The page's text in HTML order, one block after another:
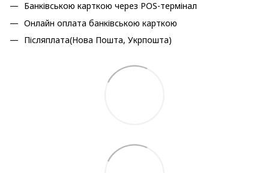
Банківською карткою через POS-термінал
Онлайн оплата банківською карткою
Післяплата(Нова Пошта, Укрпошта)